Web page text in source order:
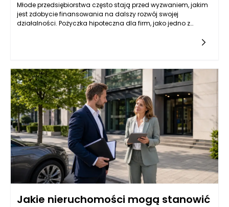
Młode przedsiębiorstwa często stają przed wyzwaniem, jakim
jest zdobycie finansowania na dalszy rozwój swojej
działalności. Pożyczka hipoteczna dla firm, jako jedno z
powinni zatem zrozumieć, jakie czynniki wpływają na decyzję
banków i instytucji pożyczkowych w kontekście udzielania
pożyczek hipotecznych.
Jakie nieruchomości mogą stanowić